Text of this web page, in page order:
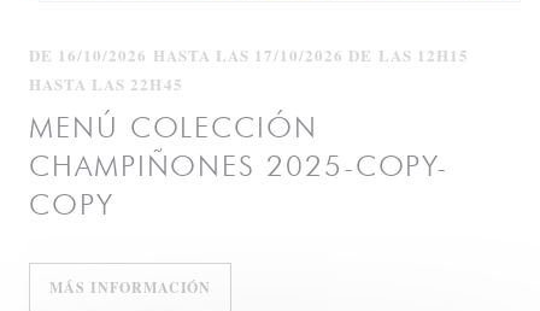
DE 16/10/2026 HASTA LAS 17/10/2026 DE LAS 12H15
HASTA LAS 22H45
MENÚ COLECCIÓN
CHAMPIÑONES 2025-COPY-
COPY
MÁS INFORMACIÓN